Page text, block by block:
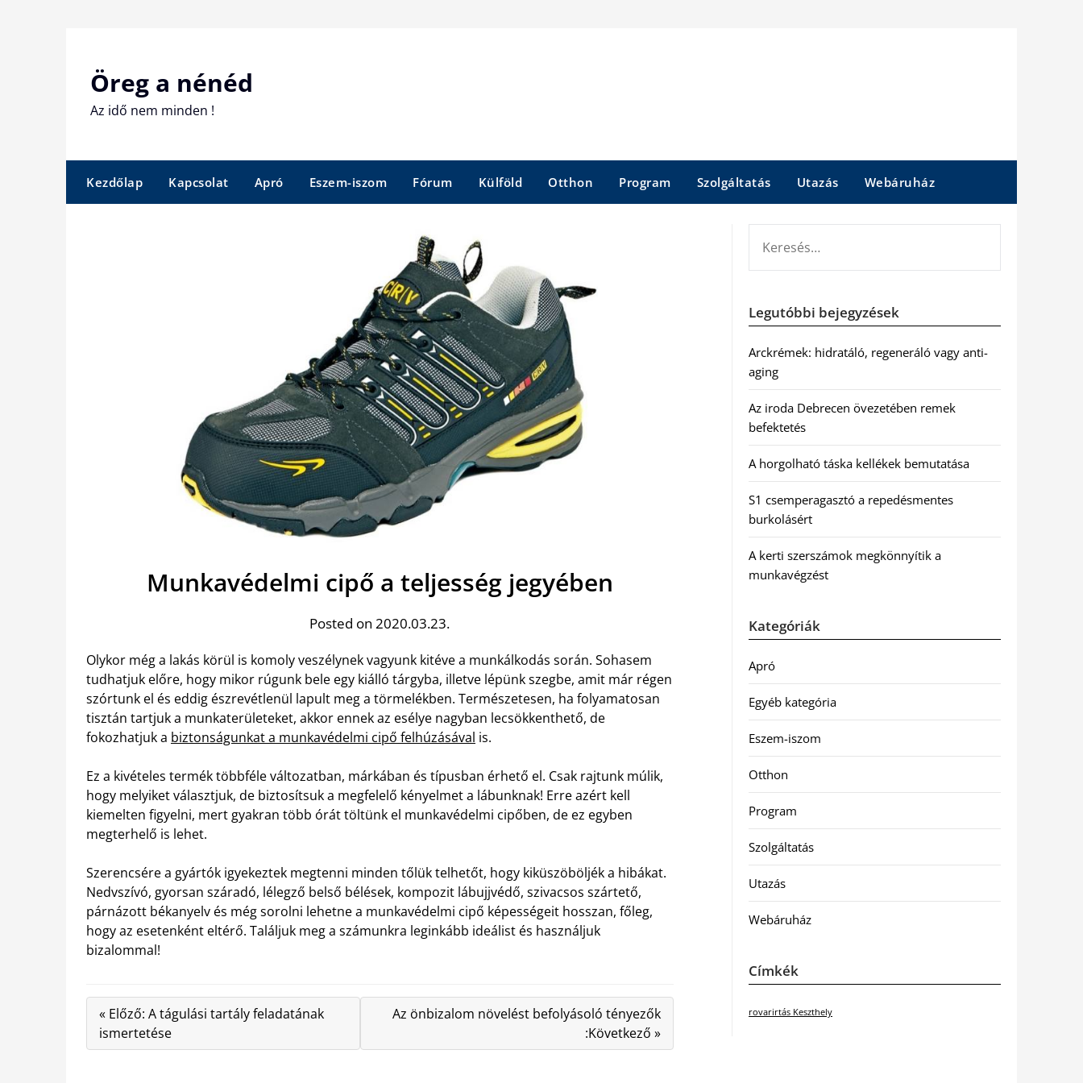
Öreg a nénéd
Az idő nem minden !
Kezdőlap Kapcsolat Apró Eszem-iszom Fórum Külföld Otthon Program Szolgáltatás Utazás Webáruház
Munkavédelmi cipő a teljesség jegyében
Posted on 2020.03.23.
Olykor még a lakás körül is komoly veszélynek vagyunk kitéve a munkálkodás során. Sohasem
tudhatjuk előre, hogy mikor rúgunk bele egy kiálló tárgyba, illetve lépünk szegbe, amit már régen
szórtunk el és eddig észrevétlenül lapult meg a törmelékben. Természetesen, ha folyamatosan
tisztán tartjuk a munkaterületeket, akkor ennek az esélye nagyban lecsökkenthető, de
fokozhatjuk a biztonságunkat a munkavédelmi cipő felhúzásával is.
Ez a kivételes termék többféle változatban, márkában és típusban érhető el. Csak rajtunk múlik,
hogy melyiket választjuk, de biztosítsuk a megfelelő kényelmet a lábunknak! Erre azért kell
kiemelten figyelni, mert gyakran több órát töltünk el munkavédelmi cipőben, de ez egyben
megterhelő is lehet.
Szerencsére a gyártók igyekeztek megtenni minden tőlük telhetőt, hogy kiküszöböljék a hibákat.
Nedvszívó, gyorsan száradó, lélegző belső bélések, kompozit lábujjvédő, szivacsos szártető,
párnázott békanyelv és még sorolni lehetne a munkavédelmi cipő képességeit hosszan, főleg,
hogy az esetenként eltérő. Találjuk meg a számunkra leginkább ideálist és használjuk
bizalommal!
« Előző: A tágulási tartály feladatának
ismertetése
Az önbizalom növelést befolyásoló tényezők
:Következő »
Legutóbbi bejegyzések
Arckrémek: hidratáló, regeneráló vagy anti-
aging
Az iroda Debrecen övezetében remek
befektetés
A horgolható táska kellékek bemutatása
S1 csemperagasztó a repedésmentes
burkolásért
A kerti szerszámok megkönnyítik a
munkavégzést
Kategóriák
Apró
Egyéb kategória
Eszem-iszom
Otthon
Program
Szolgáltatás
Utazás
Webáruház
Címkék
rovarirtás Keszthely